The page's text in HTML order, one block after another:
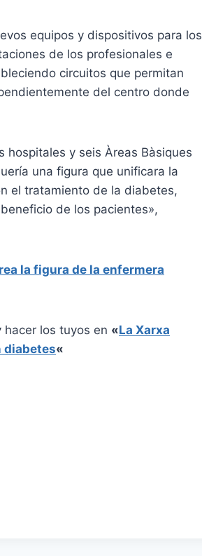
equipos y dispositivos para los
de los profesionales e
circuitos que permitan
del centro donde
hospitales y seis Àreas Bàsiques
una figura que unificara la
el tratamiento de la diabetes,
de los pacientes»,
la figura de la enfermera
los tuyos en «La Xarxa
diabetes«